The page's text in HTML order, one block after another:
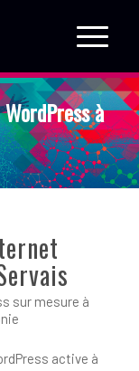
à
sur mesure à
active à